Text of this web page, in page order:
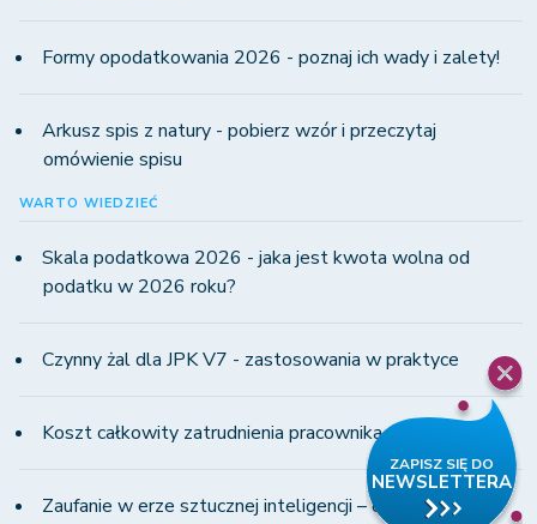
Formy opodatkowania 2026 - poznaj ich wady i zalety!
Arkusz spis z natury - pobierz wzór i przeczytaj
omówienie spisu
WARTO WIEDZIEĆ
Skala podatkowa 2026 - jaka jest kwota wolna od
podatku w 2026 roku?
Czynny żal dla JPK V7 - zastosowania w praktyce
Koszt całkowity zatrudnienia pracownika w 2026 roku
Zaufanie w erze sztucznej inteligencji – człowiek i AI